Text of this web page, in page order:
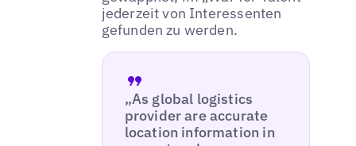
jederzeit von Interessenten
gefunden zu werden.
„As global logistics
provider are accurate
location information in